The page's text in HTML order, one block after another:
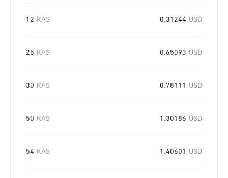
12 KAS 0.31244 USD
25 KAS 0.65093 USD
30 KAS 0.78111 USD
50 KAS 1.30186 USD
54 KAS 1.40601 USD